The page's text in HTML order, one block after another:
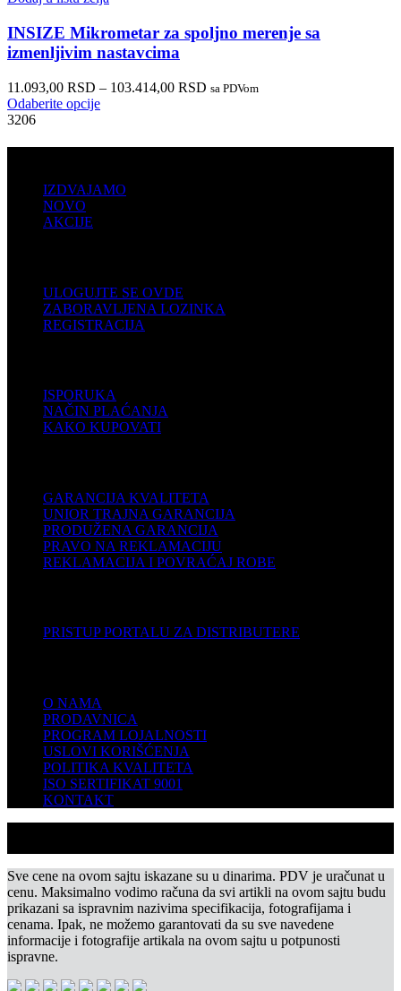
INSIZE Mikrometar za spoljno merenje sa
izmenljivim nastavcima
11.093,00 RSD – 103.414,00 RSD sa PDVom
Odaberite opcije
3206
IZDVAJAMO
NOVO
AKCIJE
ULOGUJTE SE OVDE
ZABORAVLJENA LOZINKA
REGISTRACIJA
ISPORUKA
NAČIN PLAĆANJA
KAKO KUPOVATI
GARANCIJA KVALITETA
UNIOR TRAJNA GARANCIJA
PRODUŽENA GARANCIJA
PRAVO NA REKLAMACIJU
REKLAMACIJA I POVRAĆAJ ROBE
PRISTUP PORTALU ZA DISTRIBUTERE
O NAMA
PRODAVNICA
PROGRAM LOJALNOSTI
USLOVI KORIŠĆENJA
POLITIKA KVALITETA
ISO SERTIFIKAT 9001
KONTAKT
Sve cene na ovom sajtu iskazane su u dinarima. PDV je uračunat u
cenu. Maksimalno vodimo računa da svi artikli na ovom sajtu budu
prikazani sa ispravnim nazivima specifikacija, fotografijama i
cenama. Ipak, ne možemo garantovati da su sve navedene
informacije i fotografije artikala na ovom sajtu u potpunosti
ispravne.